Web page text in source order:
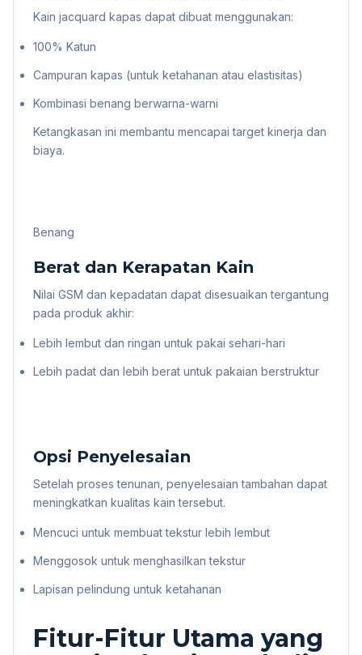
Kain jacquard kapas dapat dibuat menggunakan:
100% Katun
Campuran kapas (untuk ketahanan atau elastisitas)
Kombinasi benang berwarna-warni
Ketangkasan ini membantu mencapai target kinerja dan
biaya.
Benang
Berat dan Kerapatan Kain
Nilai GSM dan kepadatan dapat disesuaikan tergantung
pada produk akhir:
Lebih lembut dan ringan untuk pakai sehari-hari
Lebih padat dan lebih berat untuk pakaian berstruktur
Opsi Penyelesaian
Setelah proses tenunan, penyelesaian tambahan dapat
meningkatkan kualitas kain tersebut.
Mencuci untuk membuat tekstur lebih lembut
Menggosok untuk menghasilkan tekstur
Lapisan pelindung untuk ketahanan
Fitur-Fitur Utama yang